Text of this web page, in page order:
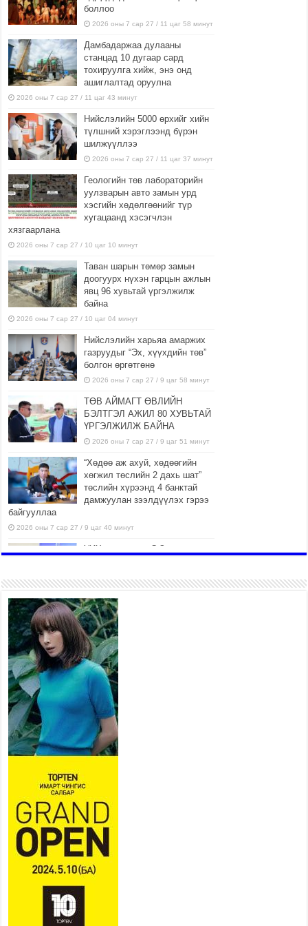
боллоо
2026 оны 7 сар 27 / 11 цаг 58 минут
Дамбадаржаа дулааны
станцад 10 дугаар сард
тохируулга хийж, энэ онд
ашиглалтад оруулна
2026 оны 7 сар 27 / 11 цаг 43 минут
Нийслэлийн 5000 өрхийг хийн
түлшний хэрэглээнд бүрэн
шилжүүллээ
2026 оны 7 сар 27 / 11 цаг 37 минут
Геологийн төв лабораторийн
уулзварын авто замын урд
хэсгийн хөдөлгөөнийг түр
хугацаанд хэсэгчлэн
хязгаарлана
2026 оны 7 сар 27 / 10 цаг 10 минут
Таван шарын төмөр замын
доогуурх нүхэн гарцын ажлын
явц 96 хувьтай үргэлжилж
байна
2026 оны 7 сар 27 / 10 цаг 04 минут
Нийслэлийн харьяа амаржих
газруудыг “Эх, хүүхдийн төв”
болгон өргөтгөнө
2026 оны 7 сар 27 / 9 цаг 58 минут
ТӨВ АЙМАГТ ӨВЛИЙН
БЭЛТГЭЛ АЖИЛ 80 ХУВЬТАЙ
ҮРГЭЛЖИЛЖ БАЙНА
2026 оны 7 сар 27 / 9 цаг 51 минут
“Хөдөө аж ахуй, хөдөөгийн
хөгжил төслийн 2 дахь шат”
төслийн хүрээнд 4 банктай
дамжуулан зээлдүүлэх гэрээ
байгууллаа
2026 оны 7 сар 27 / 9 цаг 40 минут
УИХ-ын гишүүн С.Зулпхар:
2026 оны 7 сар 27 / 9 цаг 19 минут
Ерөнхий хяналтын хоёр
удаагийн сонсголд 345 хүн
оролцжээ
2026 оны 7 сар 27 / 9 цаг 13 минут
Хянан шалгах түр хорооны
нотлох баримттай нээлттэй
танилцах боломжтой боллоо.
2026 оны 7 сар 23 / 15 цаг 58 минут
Дүүжин замын тээвэр энэ оны
12 дугаар сард ашиглалтад
бүрэн орно
Агаарын бохирдлыг бууруулах бодлогын
хүрээнд Баянгол, Чингэлтэй дүүргийн 5000
өрхийг хийн халаалтад шилжүүлэв
2026 оны 7 сар 22 / 17 цаг 14 минут
Нийгмийн сүлжээнд хүүхдийн оролцоог
зохицуулах тухай хуулийн төслийг өргөн
2026 оны 7 сар 22 / 17 цаг 09 минут
УИХ-ын гишүүн А.Ариунзаяа “Нээлттэй